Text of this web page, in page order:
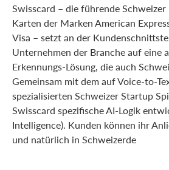
Swisscard – die führende
Karten der Marken American
Visa – setzt an der
Unternehmen der Branche auf eine
Erkennungs-Lösung, die auch
Gemeinsam mit dem auf Voice-to-
spezialisierten Schweizer Startup
Swisscard spezifische AI-Logik
Intelligence). Kunden können ihr
und natürlich in Schweizerde